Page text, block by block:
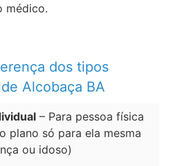
médico.
dos tipos
Alcobaça BA
– Para pessoa física
plano só para ela mesma
ou idoso)